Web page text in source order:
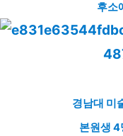
후소
경남대 미
본원생 4